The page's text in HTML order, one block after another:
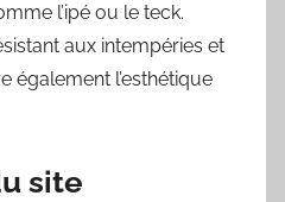
l’ipé ou le teck.
aux intempéries et
également l’esthétique
site